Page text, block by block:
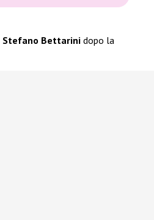
Stefano Bettarini dopo la